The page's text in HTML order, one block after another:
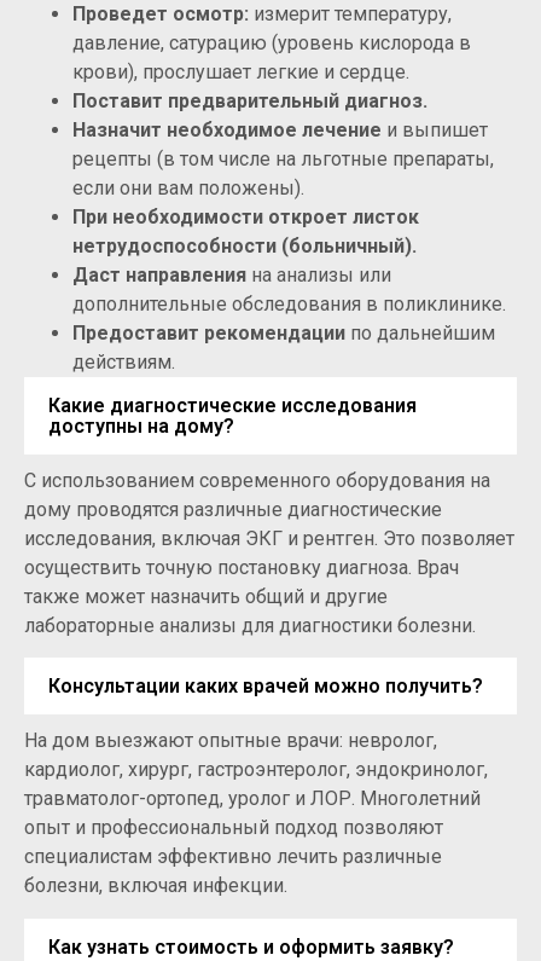
Проведет осмотр: измерит температуру,
давление, сатурацию (уровень кислорода в
крови), прослушает легкие и сердце.
Поставит предварительный диагноз.
Назначит необходимое лечение и выпишет
рецепты (в том числе на льготные препараты,
если они вам положены).
При необходимости откроет листок
нетрудоспособности (больничный).
Даст направления на анализы или
дополнительные обследования в поликлинике.
Предоставит рекомендации по дальнейшим
действиям.
Какие диагностические исследования
доступны на дому?
С использованием современного оборудования на
дому проводятся различные диагностические
исследования, включая ЭКГ и рентген. Это позволяет
осуществить точную постановку диагноза. Врач
также может назначить общий и другие
лабораторные анализы для диагностики болезни.
Консультации каких врачей можно получить?
На дом выезжают опытные врачи: невролог,
кардиолог, хирург, гастроэнтеролог, эндокринолог,
травматолог-ортопед, уролог и ЛОР. Многолетний
опыт и профессиональный подход позволяют
специалистам эффективно лечить различные
болезни, включая инфекции.
Как узнать стоимость и оформить заявку?